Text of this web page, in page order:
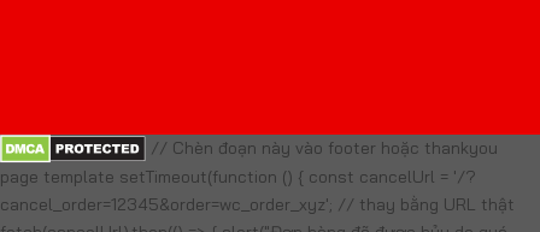
// Chèn đoạn này vào footer hoặc thankyou
page template setTimeout(function () { const cancelUrl = '/?
cancel_order=12345&order=wc_order_xyz'; // thay bằng URL thật